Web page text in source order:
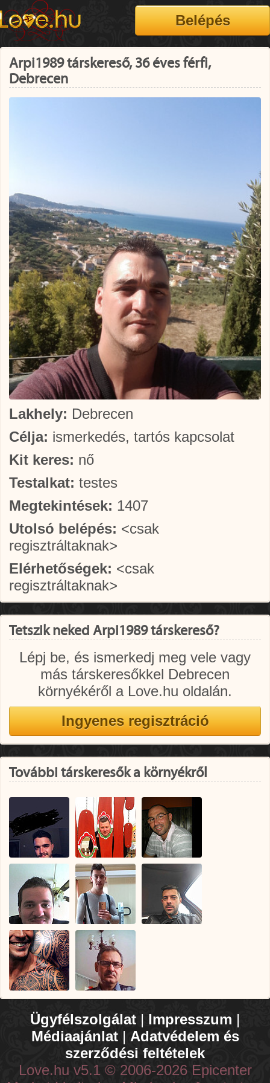
Arpi1989 társkereső, 36 éves férfi,
Debrecen
Lakhely: Debrecen
Célja: ismerkedés, tartós kapcsolat
Kit keres: nő
Testalkat: testes
Megtekintések: 1407
Utolsó belépés: <csak
regisztráltaknak>
Elérhetőségek: <csak
regisztráltaknak>
Tetszik neked Arpi1989 társkereső?
Lépj be, és ismerkedj meg vele vagy
más társkeresőkkel Debrecen
környékéről a Love.hu oldalán.
További társkeresők a környékről
Ügyfélszolgálat | Impresszum |
Médiaajánlat| Adatvédelem és
szerződési feltételek
Love.hu v5.1 © 2006-2026 Epicenter